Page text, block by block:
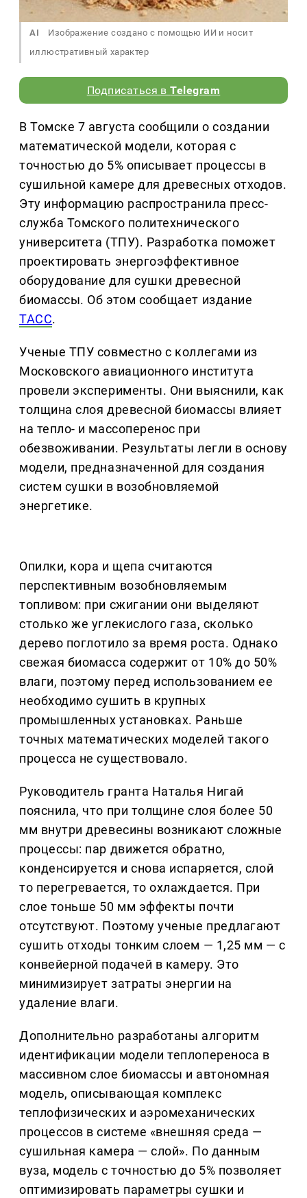
AI
Изображение создано с помощью ИИ и носит
иллюстративный характер
Подписаться вTelegram
В Томске 7 августа сообщили о создании
математической модели, которая с
точностью до 5% описывает процессы в
сушильной камере для древесных отходов.
Эту информацию распространила пресс-
служба Томского политехнического
университета (ТПУ). Разработка поможет
проектировать энергоэффективное
оборудование для сушки древесной
биомассы. Об этом сообщает издание
ТАСС.
Ученые ТПУ совместно с коллегами из
Московского авиационного института
провели эксперименты. Они выяснили, как
толщина слоя древесной биомассы влияет
на тепло- и массоперенос при
обезвоживании. Результаты легли в основу
модели, предназначенной для создания
систем сушки в возобновляемой
энергетике.
Опилки, кора и щепа считаются
перспективным возобновляемым
топливом: при сжигании они выделяют
столько же углекислого газа, сколько
дерево поглотило за время роста. Однако
свежая биомасса содержит от 10% до 50%
влаги, поэтому перед использованием ее
необходимо сушить в крупных
промышленных установках. Раньше
точных математических моделей такого
процесса не существовало.
Руководитель гранта Наталья Нигай
пояснила, что при толщине слоя более 50
мм внутри древесины возникают сложные
процессы: пар движется обратно,
конденсируется и снова испаряется, слой
то перегревается, то охлаждается. При
слое тоньше 50 мм эффекты почти
отсутствуют. Поэтому ученые предлагают
сушить отходы тонким слоем — 1,25 мм — с
конвейерной подачей в камеру. Это
минимизирует затраты энергии на
удаление влаги.
Дополнительно разработаны алгоритм
идентификации модели теплопереноса в
массивном слое биомассы и автономная
модель, описывающая комплекс
теплофизических и аэромеханических
процессов в системе «внешняя среда —
сушильная камера — слой». По данным
вуза, модель с точностью до 5% позволяет
оптимизировать параметры сушки и